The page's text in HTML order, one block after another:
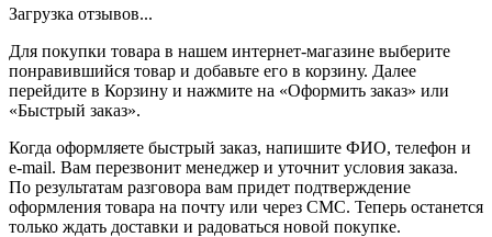
Загрузка отзывов...
Для покупки товара в нашем интернет-магазине выберите
понравившийся товар и добавьте его в корзину. Далее
перейдите в Корзину и нажмите на «Оформить заказ» или
«Быстрый заказ».
Когда оформляете быстрый заказ, напишите ФИО, телефон и
e-mail. Вам перезвонит менеджер и уточнит условия заказа.
По результатам разговора вам придет подтверждение
оформления товара на почту или через СМС. Теперь останется
только ждать доставки и радоваться новой покупке.